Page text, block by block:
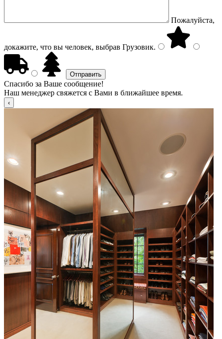
Пожалуйста,
докажите, что вы человек, выбрав Грузовик.
Спасибо за Ваше сообщение!
Наш менеджер свяжется с Вами в ближайшее время.